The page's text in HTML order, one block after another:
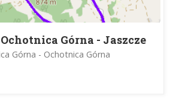
Górna - Jaszcze
Górna - Ochotnica Górna